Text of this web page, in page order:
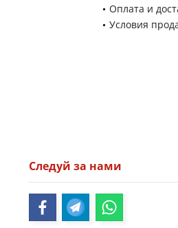
Оплата и
Условия
Следуй за нами